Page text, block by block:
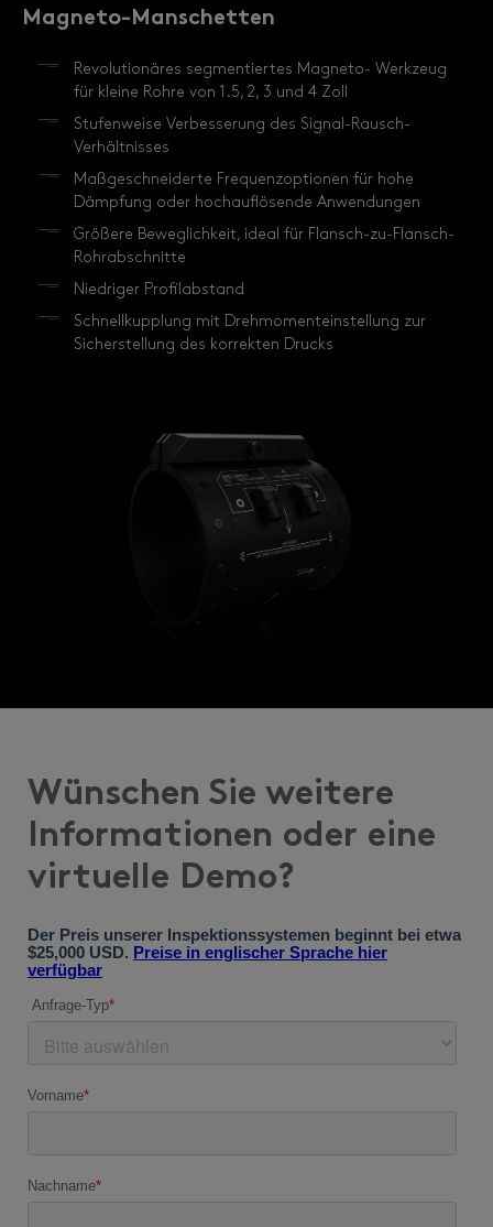
Magneto-Manschetten
Revolutionäres segmentiertes Magneto- Werkzeug
für kleine Rohre von 1.5, 2, 3 und 4 Zoll
Stufenweise Verbesserung des Signal-Rausch-
Verhältnisses
Maßgeschneiderte Frequenzoptionen für hohe
Dämpfung oder hochauflösende Anwendungen
Größere Beweglichkeit, ideal für Flansch-zu-Flansch-
Rohrabschnitte
Niedriger Profilabstand
Schnellkupplung mit Drehmomenteinstellung zur
Sicherstellung des korrekten Drucks
Wünschen Sie weitere
Informationen oder eine
virtuelle Demo?